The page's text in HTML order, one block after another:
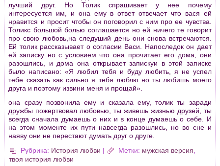
лучший друг. Но Толик спрашивает у нее почему
интересуется им, и она ему в ответ отвечает что вася ей
нравится и просит чтобы он поговорил с ним про ее чувства.
Толикс большой болью соглашается но ей ничего те говорит
про свою любовь,на следуший день они снова встречаются.
Ей толик рассказывает о согласии Васи. Напоследок он дает
ей записку но с условием что она прочитает его дома, они
разошлись, и дома она открывает запискуи в этой записке
было написано: «Я любил тебя и буду любить, я не успел
тебе сказать как сильно я тебя люблю но ты любишь моего
друга и поэтому извини меня и прощай».
она сразу позвонила ему и сказала ему, толик ты заради
дружбы пожертвовал любовью, ты живешь жизнью друзей, ты
всегда сначала думаешь о них и в конце думаешь о себе. И
на этом моменте их пути навсегда разошлись, но во сне и
наяву они не перестают думать друг о друге.
Рубрика: История любви | Метки: мужская версия
твоя история любви